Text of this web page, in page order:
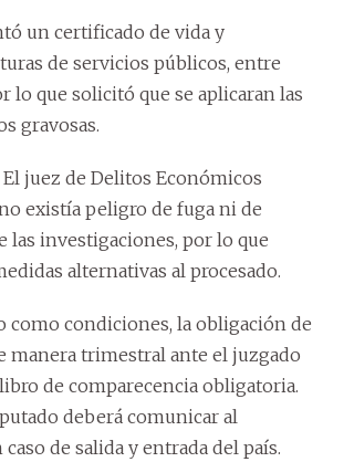
un certificado de vida y
de servicios públicos, entre
lo que solicitó que se aplicaran las
gravosas.
El juez de Delitos Económicos
existía peligro de fuga ni de
las investigaciones, por lo que
alternativas al procesado.
como condiciones, la obligación de
manera trimestral ante el juzgado
de comparecencia obligatoria.
deberá comunicar al
de salida y entrada del país.